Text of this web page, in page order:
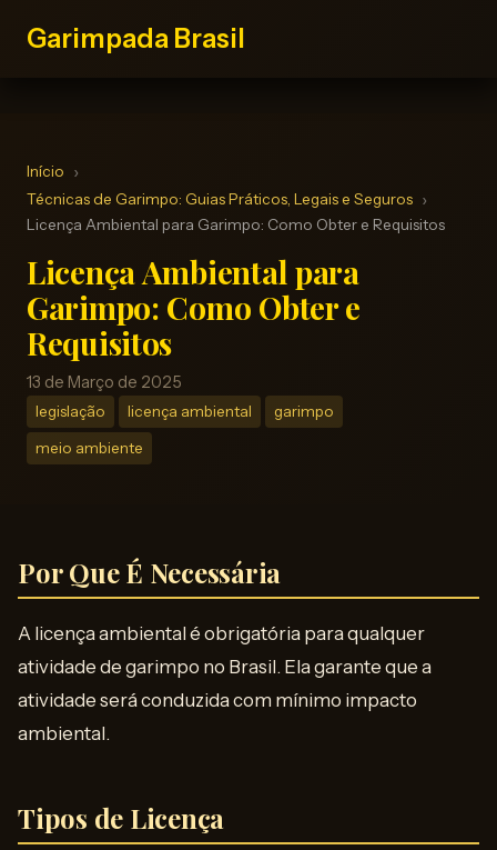
Garimpada Brasil
Início
Técnicas de Garimpo: Guias Práticos, Legais e Seguros
Licença Ambiental para Garimpo: Como Obter e Requisitos
Licença Ambiental para
Garimpo: Como Obter e
Requisitos
13 de Março de 2025
legislação licença ambiental garimpo
meio ambiente
Por Que É Necessária
A licença ambiental é obrigatória para qualquer
atividade de garimpo no Brasil. Ela garante que a
atividade será conduzida com mínimo impacto
ambiental.
Tipos de Licença